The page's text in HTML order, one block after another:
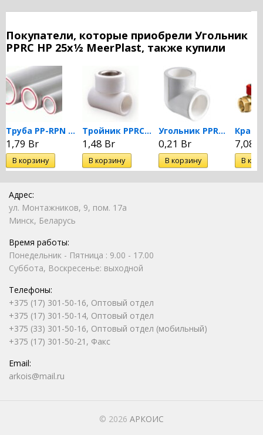
Покупатели, которые приобрели Угольник
PPRC НР 25х½ MeerPlast, также купили
Труба PP-RPN 20 DN 25...
1,79 Br
Тройник PPRC с ВР 25х1/2...
1,48 Br
Угольник PPRC 90 гр. 25...
0,21 Br 7,08
Адрес:
ул. Монтажников, 9, пом. 17а
Минск, Беларусь
Время работы:
Понедельник - Пятница : 9.00 - 17.00
Суббота, Воскресенье: выходной
Телефоны:
+375 (17) 301-50-16, Оптовый отдел
+375 (17) 301-50-14, Оптовый отдел
+375 (33) 301-50-16, Оптовый отдел (мобильный)
+375 (17) 301-50-21, Факс
Email:
arkois@mail.ru
© 2026 АРКОИС